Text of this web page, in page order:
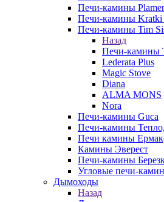
Печи-камины
Печи-камины
Печи-камины Tim
Назад
Печи-камины
Lederata Plus
Magic Stove
Diana
ALMA MONS
Nora
Печи-камины Guca
Печи-камины
Печи камины
Камины Эверест
Печи-камины
Угловые печи-
Дымоходы
Назад